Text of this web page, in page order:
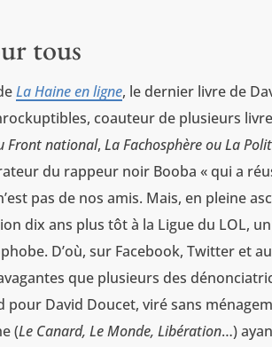
tous
La Haine en ligne, le dernier livre de
coauteur de plusieurs
Front national,La FachosphèreouLa
du rappeur noir Booba « qui a
pas de nos amis. Mais, en pleine
dix ans plus tôt à la Ligue du LOL,
D’où, sur Facebook, Twitter et
que plusieurs des
David Doucet, viré sans
(Le Canard, Le Monde, Libération…)